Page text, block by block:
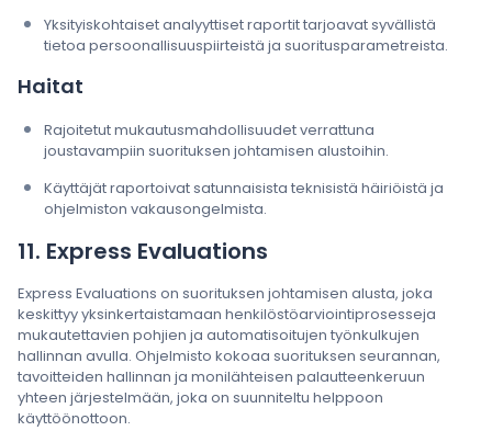
Yksityiskohtaiset analyyttiset raportit tarjoavat syvällistä
tietoa persoonallisuuspiirteistä ja suoritusparametreista.
Haitat
Rajoitetut mukautusmahdollisuudet verrattuna
joustavampiin suorituksen johtamisen alustoihin.
Käyttäjät raportoivat satunnaisista teknisistä häiriöistä ja
ohjelmiston vakausongelmista.
11. Express Evaluations
Express Evaluations on suorituksen johtamisen alusta, joka
keskittyy yksinkertaistamaan henkilöstöarviointiprosesseja
mukautettavien pohjien ja automatisoitujen työnkulkujen
hallinnan avulla. Ohjelmisto kokoaa suorituksen seurannan,
tavoitteiden hallinnan ja monilähteisen palautteenkeruun
yhteen järjestelmään, joka on suunniteltu helppoon
käyttöönottoon.